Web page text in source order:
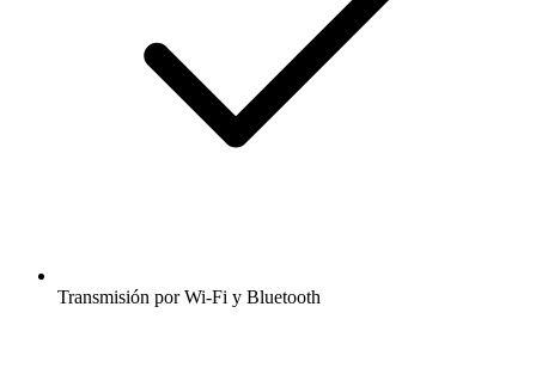
Transmisión por Wi-Fi y Bluetooth